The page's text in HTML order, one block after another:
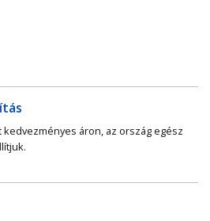
áron, az ország egész